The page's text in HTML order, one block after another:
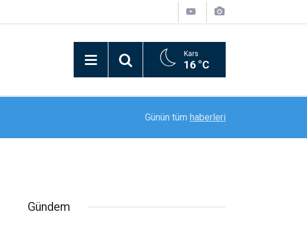
Kars
16 °C
Rektör Prof. Dr. Nusret Akpolat’tan Gana
Günün tüm haberleri
Gündem